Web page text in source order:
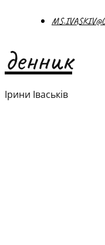
денник
Ірини Іваськів